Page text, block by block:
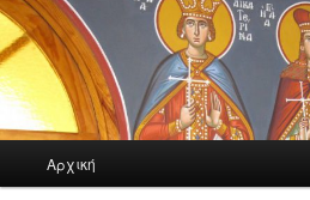
Αρχική